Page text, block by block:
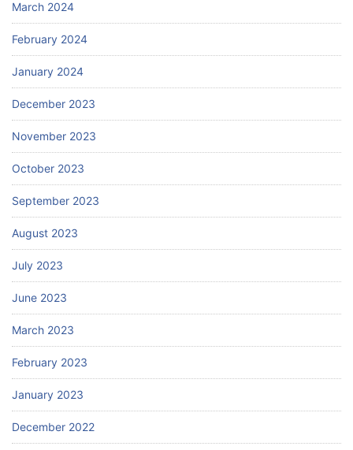
March 2024
February 2024
January 2024
December 2023
November 2023
October 2023
September 2023
August 2023
July 2023
June 2023
March 2023
February 2023
January 2023
December 2022